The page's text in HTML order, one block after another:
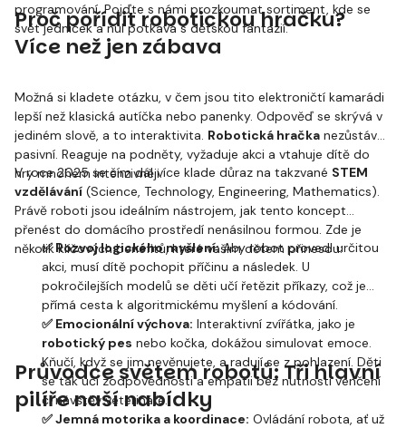
programování. Pojďte s námi prozkoumat sortiment, kde se
svět jedniček a nul potkává s dětskou fantazií.
Proč pořídit robotickou hračku?
Více než jen zábava
Možná si kladete otázku, v čem jsou tito elektroničtí kamarádi
lepší než klasická autíčka nebo panenky. Odpověď se skrývá v
jediném slově, a to interaktivita. Robotická hračka nezůstává
pasivní. Reaguje na podněty, vyžaduje akci a vtahuje dítě do
hry mnohem intenzivněji.
V roce 2025 se čím dál více klade důraz na takzvané STEM
vzdělávání (Science, Technology, Engineering, Mathematics).
Právě roboti jsou ideálním nástrojem, jak tento koncept
přenést do domácího prostředí nenásilnou formou. Zde je
několik klíčových benefitů, které vašim dětem přinesou:
✅ Rozvoj logického myšlení:Aby robot provedl určitou
akci, musí dítě pochopit příčinu a následek. U
pokročilejších modelů se děti učí řetězit příkazy, což je
přímá cesta k algoritmickému myšlení a kódování.
✅ Emocionální výchova: Interaktivní zvířátka, jako je
robotický pes nebo kočka, dokážou simulovat emoce.
Kňučí, když se jim nevěnujete, a radují se z pohlazení. Děti
se tak učí zodpovědnosti a empatii bez nutnosti venčení
či návštěv veterináře.
✅ Jemná motorika a koordinace: Ovládání robota, ať už
Průvodce světem robotů: Tři hlavní
pilíře naší nabídky